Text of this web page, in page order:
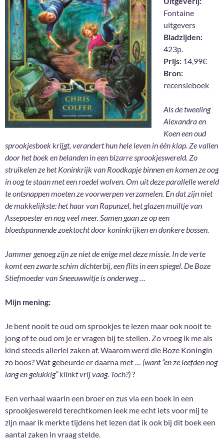
Fontaine
uitgevers
Bladzijden:
423p.
Prijs: 14,99€
Bron:
recensieboek
Als de tweeling
Alexandra en
Koen een oud
sprookjesboek krijgt, verandert hun hele leven in één klap. Ze vallen
door het boek en belanden in een bizarre sprookjeswereld. Zo
struikelen ze het Koninkrijk van Roodkapje binnen en komen ze oog
in oog te staan met een roedel wolven. Om uit deze parallelle wereld
te ontsnappen moeten ze voorwerpen verzamelen. En dat zijn niet
de makkelijkste: het haar van Rapunzel, het glazen muiltje van
Assepoester en nog veel meer. Samen gaan ze op een
bloedspannende zoektocht door koninkrijken en donkere bossen.
Jammer genoeg zijn ze niet de enige met deze missie. In de verte
komt een zwarte schim dichterbij, een flits in een spiegel. De Boze
Stiefmoeder van Sneeuwwitje is onderweg …
Mijn mening:
Je bent nooit te oud om sprookjes te lezen maar ook nooit te
jong of te oud om je er vragen bij te stellen. Zo vroeg ik me als
kind steeds allerlei zaken af. Waarom werd die Boze Koningin
zo boos? Wat gebeurde er daarna met … (want “en ze leefden nog
lang en gelukkig” klinkt vrij vaag. Toch?)?
Een verhaal waarin een broer en zus via een boek in een
sprookjeswereld terechtkomen leek me echt iets voor mij te
zijn maar ik merkte tijdens het lezen dat ik ook bij dit boek een
aantal zaken in vraag stelde.